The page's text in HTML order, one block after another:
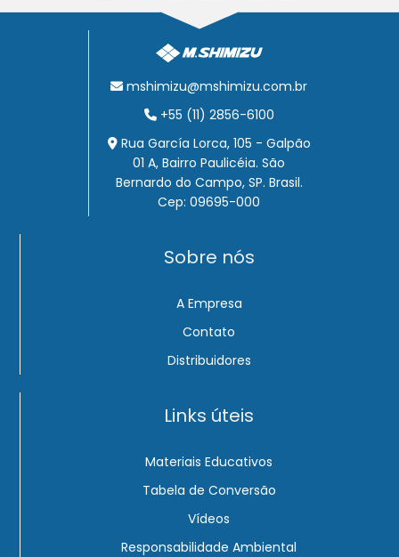
mshimizu@mshimizu.com.br
+55 (11) 2856-6100
Rua García Lorca, 105 - Galpão
01 A, Bairro Paulicéia. São
Bernardo do Campo, SP. Brasil.
Cep: 09695-000
Sobre nós
A Empresa
Contato
Distribuidores
Links úteis
Materiais Educativos
Tabela de Conversão
Vídeos
Responsabilidade Ambiental